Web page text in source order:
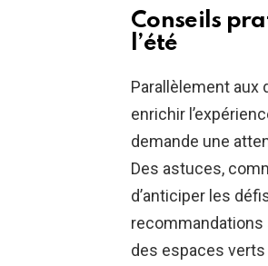
Conseils
l’été
Parallèlement
enrichir
demande une
Des astuces,
d’anticiper les
recommandations
des espaces